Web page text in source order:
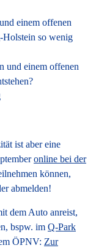
einem offenen
so wenig
und einem offenen
ist aber eine
online bei der
können,
abmelden!
dem Auto anreist,
bspw. im Q-Park
ÖPNV: Zur